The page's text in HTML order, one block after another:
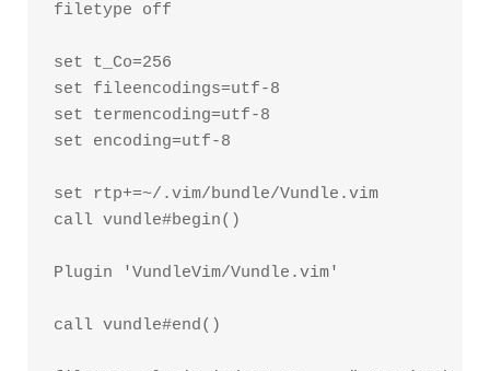
filetype off
set t_Co=256
set fileencodings=utf-8
set termencoding=utf-8
set encoding=utf-8
set rtp+=~/.vim/bundle/Vundle.vim
call vundle#begin()
Plugin 'VundleVim/Vundle.vim'
call vundle#end()